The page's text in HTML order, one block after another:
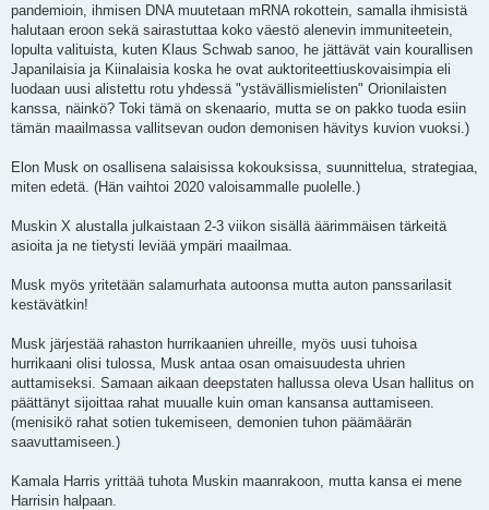
pandemioin, ihmisen DNA muutetaan mRNA rokottein, samalla ihmisistä
halutaan eroon sekä sairastuttaa koko väestö alenevin immuniteetein,
lopulta valituista, kuten Klaus Schwab sanoo, he jättävät vain kourallisen
Japanilaisia ja Kiinalaisia koska he ovat auktoriteettiuskovaisimpia eli
luodaan uusi alistettu rotu yhdessä "ystävällismielisten" Orionilaisten
kanssa, näinkö? Toki tämä on skenaario, mutta se on pakko tuoda esiin
tämän maailmassa vallitsevan oudon demonisen hävitys kuvion vuoksi.)
Elon Musk on osallisena salaisissa kokouksissa, suunnittelua, strategiaa,
miten edetä. (Hän vaihtoi 2020 valoisammalle puolelle.)
Muskin X alustalla julkaistaan 2-3 viikon sisällä äärimmäisen tärkeitä
asioita ja ne tietysti leviää ympäri maailmaa.
Musk myös yritetään salamurhata autoonsa mutta auton panssarilasit
kestävätkin!
Musk järjestää rahaston hurrikaanien uhreille, myös uusi tuhoisa
hurrikaani olisi tulossa, Musk antaa osan omaisuudesta uhrien
auttamiseksi. Samaan aikaan deepstaten hallussa oleva Usan hallitus on
päättänyt sijoittaa rahat muualle kuin oman kansansa auttamiseen.
(menisikö rahat sotien tukemiseen, demonien tuhon päämäärän
saavuttamiseen.)
Kamala Harris yrittää tuhota Muskin maanrakoon, mutta kansa ei mene
Harrisin halpaan.